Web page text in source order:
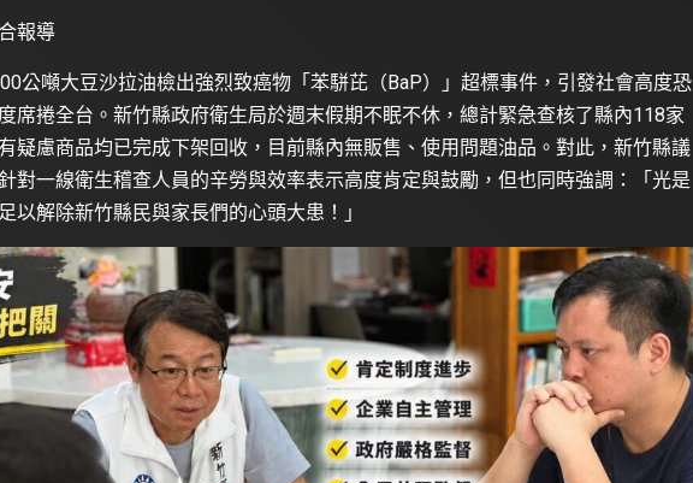
報導
公噸大豆沙拉油檢出強烈致癌物「苯駢芘（BaP）」超標事件，引發社會高度恐
席捲全台。新竹縣政府衛生局於週末假期不眠不休，總計緊急查核了縣內118家
疑慮商品均已完成下架回收，目前縣內無販售、使用問題油品。對此，新竹縣議
對一線衛生稽查人員的辛勞與效率表示高度肯定與鼓勵，但也同時強調：「光是
以解除新竹縣民與家長們的心頭大患！」